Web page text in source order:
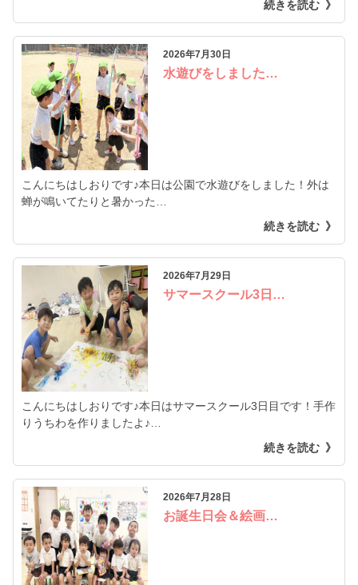
続きを読む
2026年7月30日
水遊びをしました…
こんにちはしおりです♪本日は公園で水遊びをしました！外は
蝉が鳴いてたりと暑かった…
続きを読む
2026年7月29日
サマースクール3日…
こんにちはしおりです♪本日はサマースクール3日目です！手作
りうちわを作りましたよ♪…
続きを読む
2026年7月28日
お誕生日会＆絵画…